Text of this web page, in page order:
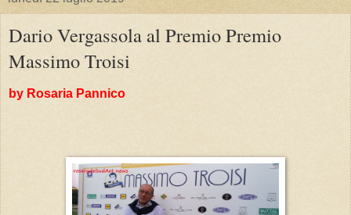
Dario Vergassola al Premio Premio
Massimo Troisi
by Rosaria Pannico